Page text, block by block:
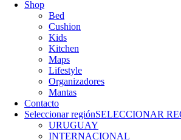
Shop
Bed
Cushion
Kids
Kitchen
Maps
Lifestyle
Organizadores
Mantas
Contacto
Seleccionar regiónSELECCIONAR
URUGUAY
INTERNACIONAL